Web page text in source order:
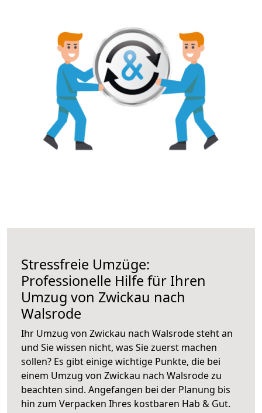
Stressfreie Umzüge:
Professionelle Hilfe für Ihren
Umzug von Zwickau nach
Walsrode
Ihr Umzug von Zwickau nach Walsrode steht an
und Sie wissen nicht, was Sie zuerst machen
sollen? Es gibt einige wichtige Punkte, die bei
einem Umzug von Zwickau nach Walsrode zu
beachten sind. Angefangen bei der Planung bis
hin zum Verpacken Ihres kostbaren Hab & Gut.